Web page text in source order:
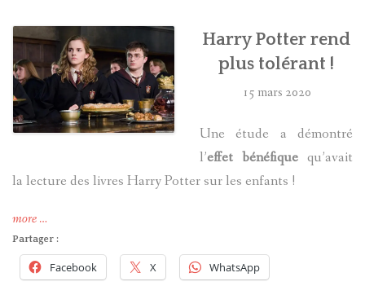
Harry Potter rend
plus tolérant !
15 mars 2020
Une étude a démontré
l’effet bénéfique qu’avait
la lecture des livres Harry Potter sur les enfants !
more« Harry
Potter
rend
plus
…
Partager :
Facebook X WhatsApp